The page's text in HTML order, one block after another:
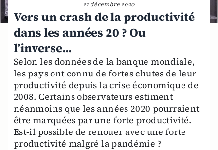
21 décembre 2020
Vers un crash de la productivité
dans les années 20 ? Ou
l’inverse...
Selon les données de la banque mondiale,
les pays ont connu de fortes chutes de leur
productivité depuis la crise économique de
2008. Certains observateurs estiment
néanmoins que les années 2020 pourraient
être marquées par une forte productivité.
Est-il possible de renouer avec une forte
productivité malgré la pandémie ?